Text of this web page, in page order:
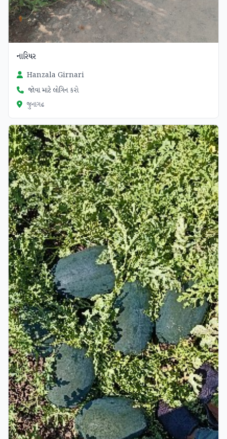
નારિયર
Hanzala Girnari
જોવા માટે લોગિન કરો
જુનાગઢ